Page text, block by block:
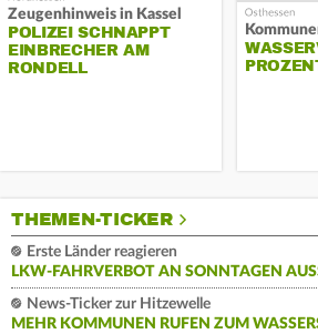
Zeugenhinweis in Kassel
POLIZEI SCHNAPPT
EINBRECHER AM
RONDELL
THEMEN-TICKER
Erste Länder reagieren
LKW-FAHRVERBOT AN SONNTAGEN
News-Ticker zur Hitzewelle
MEHR KOMMUNEN RUFEN ZUM